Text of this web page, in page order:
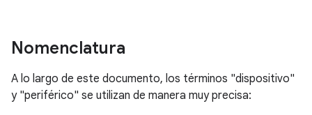
Nomenclatura
A lo largo de este documento, los términos "dispositivo"
y "periférico" se utilizan de manera muy precisa: